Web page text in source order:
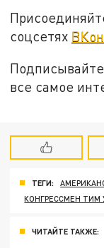
соцсетях
все самое
ТЕГИ:
КОНГРЕССМЕН ТИМ
ЧИТАЙТЕ ТАКЖЕ: